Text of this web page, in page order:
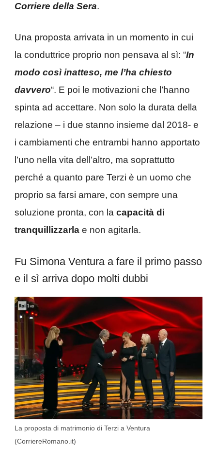
Corriere della Sera.
Una proposta arrivata in un momento in cui
la conduttrice proprio non pensava al sì: “In
modo così inatteso, me l’ha chiesto
davvero“. E poi le motivazioni che l’hanno
spinta ad accettare. Non solo la durata della
relazione – i due stanno insieme dal 2018- e
i cambiamenti che entrambi hanno apportato
l’uno nella vita dell’altro, ma soprattutto
perché a quanto pare Terzi è un uomo che
proprio sa farsi amare, con sempre una
soluzione pronta, con la capacità di
tranquillizzarla e non agitarla.
Fu Simona Ventura a fare il primo passo
e il sì arriva dopo molti dubbi
La proposta di matrimonio di Terzi a Ventura
(CorriereRomano.it)